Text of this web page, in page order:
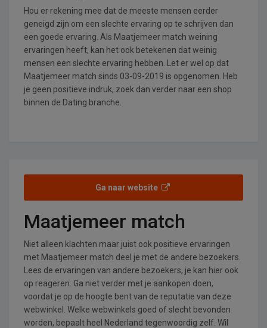
Hou er rekening mee dat de meeste mensen eerder
geneigd zijn om een slechte ervaring op te schrijven dan
een goede ervaring. Als Maatjemeer match weining
ervaringen heeft, kan het ook betekenen dat weinig
mensen een slechte ervaring hebben. Let er wel op dat
Maatjemeer match sinds 03-09-2019 is opgenomen. Heb
je geen positieve indruk, zoek dan verder naar een shop
binnen de Dating branche.
Ga naar website
Maatjemeer match
Niet alleen klachten maar juist ook positieve ervaringen
met Maatjemeer match deel je met de andere bezoekers.
Lees de ervaringen van andere bezoekers, je kan hier ook
op reageren. Ga niet verder met je aankopen doen,
voordat je op de hoogte bent van de reputatie van deze
webwinkel. Welke webwinkels goed of slecht bevonden
worden, bepaalt heel Nederland tegenwoordig zelf. Wil